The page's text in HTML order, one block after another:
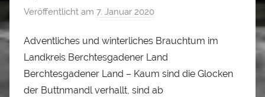
Veröffentlicht am 7. Januar 2020
n
L
o
i
Adventliches und winterliches Brauchtum im
Landkreis Berchtesgadener Land
Berchtesgadener Land – Kaum sind die Glocken
der Buttnmandl verhallt, sind ab